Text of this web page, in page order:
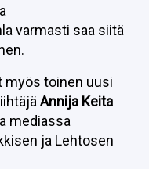
varmasti saa siitä
myös toinen uusi
Annija Keita
mediassa
ja Lehtosen